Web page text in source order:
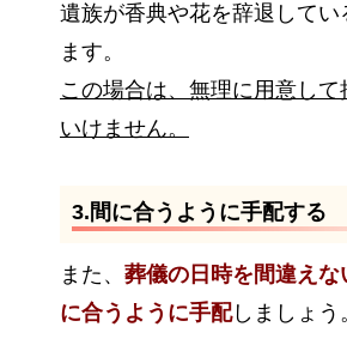
遺族が香典や花を辞退してい
ます。
この場合は、無理に用意して
いけません。
3.間に合うように手配する
また、 葬儀の日時を間違えな
に合うように手配しましょう